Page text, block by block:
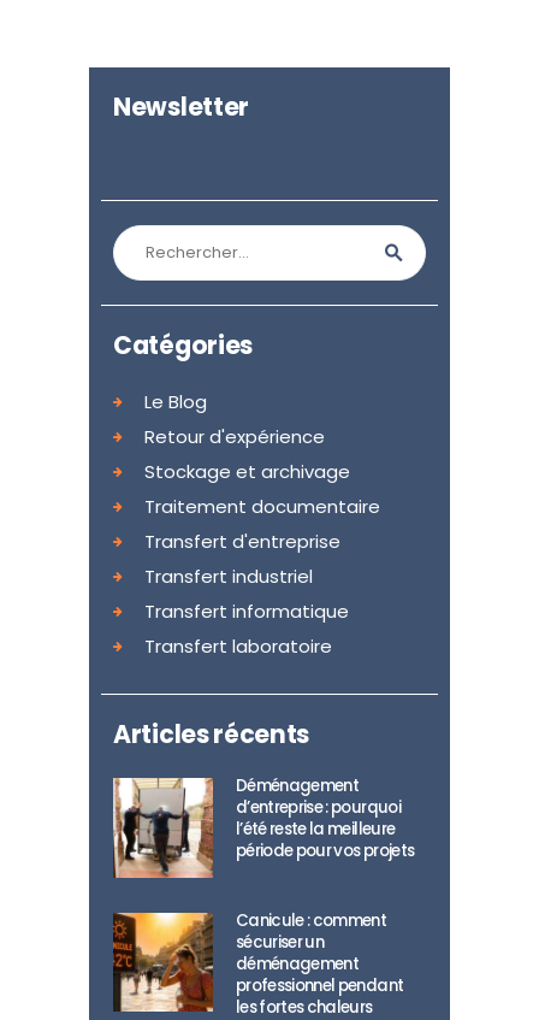
Newsletter
Rechercher :
Catégories
Le Blog
Retour d'expérience
Stockage et archivage
Traitement documentaire
Transfert d'entreprise
Transfert industriel
Transfert informatique
Transfert laboratoire
Articles récents
Déménagement
d’entreprise : pourquoi
l’été reste la meilleure
période pour vos projets
Canicule : comment
sécuriser un
déménagement
professionnel pendant
les fortes chaleurs